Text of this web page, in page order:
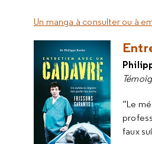
Un manga à consulter ou à
“Le
faux